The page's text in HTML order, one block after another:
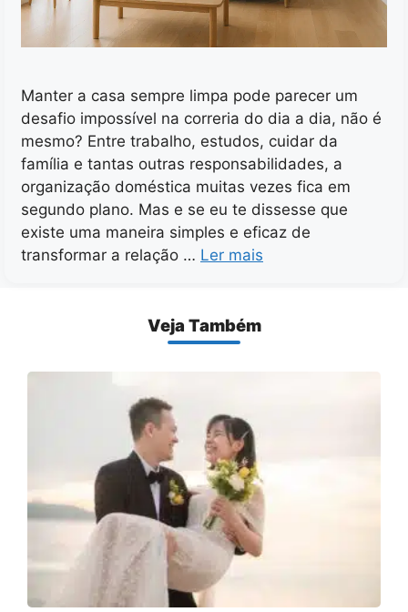
Manter a casa sempre limpa pode parecer um
desafio impossível na correria do dia a dia, não é
mesmo? Entre trabalho, estudos, cuidar da
família e tantas outras responsabilidades, a
organização doméstica muitas vezes fica em
segundo plano. Mas e se eu te dissesse que
existe uma maneira simples e eficaz de
transformar a relação … Ler mais
Veja Também